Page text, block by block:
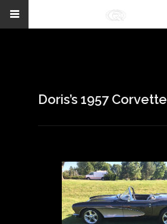
Doris’s 1957 Corvette